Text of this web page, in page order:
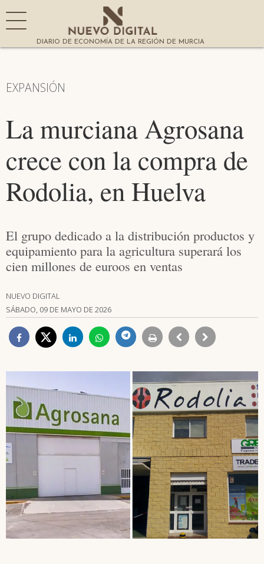
DIARIO DE ECONOMÍA DE LA REGIÓN DE MURCIA
EXPANSIÓN
La murciana Agrosana
crece con la compra de
Rodolia, en Huelva
El grupo dedicado a la distribución productos y
equipamiento para la agricultura superará los
cien millones de euroos en ventas
NUEVO DIGITAL
SÁBADO, 09 DE MAYO DE 2026